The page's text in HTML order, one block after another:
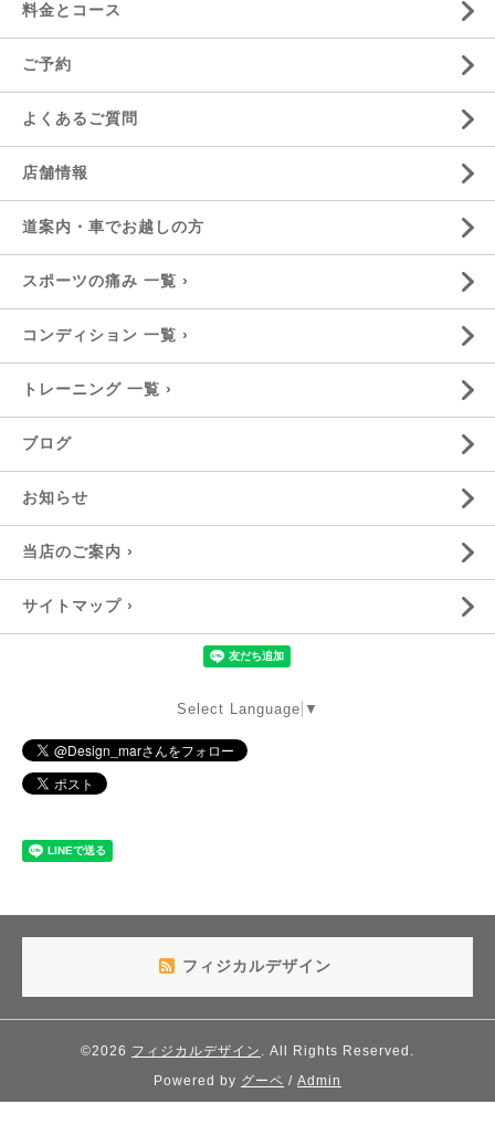
料金とコース
ご予約
よくあるご質問
店舗情報
道案内・車でお越しの方
スポーツの痛み 一覧 ›
コンディション 一覧 ›
トレーニング 一覧 ›
ブログ
お知らせ
当店のご案内 ›
サイトマップ ›
Select Language ▼
フィジカルデザイン
©2026 フィジカルデザイン . All Rights Reserved.
Powered by グーペ / Admin